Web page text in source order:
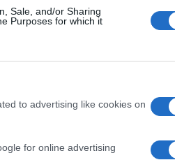
Sale, and/or Sharing
Purposes for which it
to advertising like cookies on
for online advertising
la sua
prime
la Cina – ha
monopolio
la
e la